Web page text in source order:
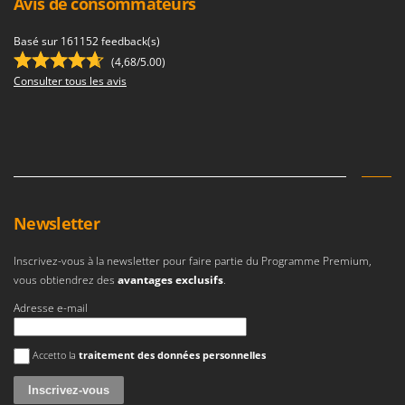
Master
Mastercook
Masterpro
McCulloch
Mille
Mockmill
More than chef
MOSA
MOVA
Mowox
MTD
Basé sur 161152 feedback(s)
(4,68/5.00)
Consulter tous les avis
Newsletter
Inscrivez-vous à la newsletter pour faire partie du Programme Premium,
vous obtiendrez des avantages exclusifs.
Adresse e-mail
Une erreur est survenue
Accetto la traitement des données personnelles